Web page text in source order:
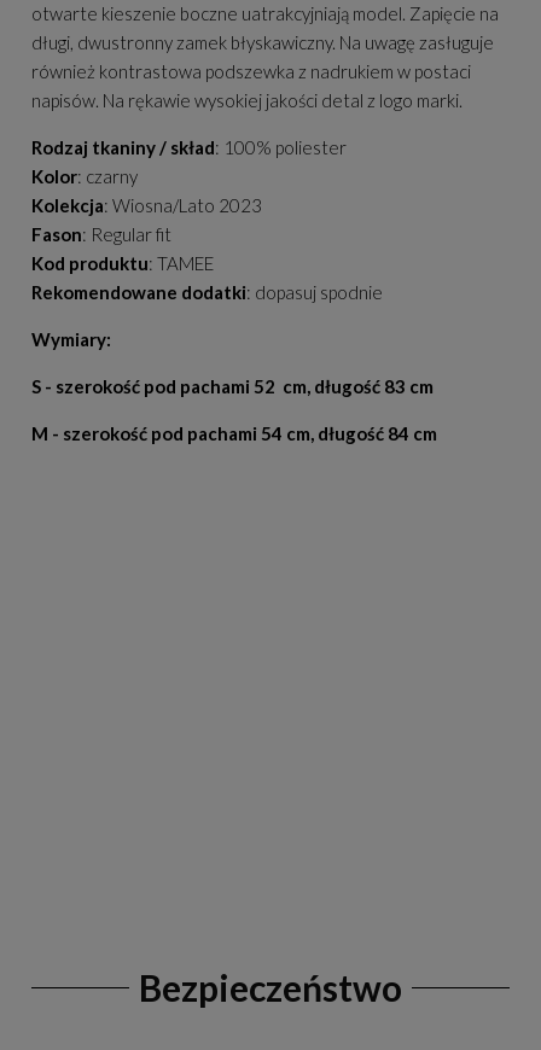
otwarte kieszenie boczne uatrakcyjniają model. Zapięcie na
długi, dwustronny zamek błyskawiczny. Na uwagę zasługuje
również kontrastowa podszewka z nadrukiem w postaci
napisów. Na rękawie wysokiej jakości detal z logo marki.
Rodzaj tkaniny / skład: 100% poliester
Kolor: czarny
Kolekcja: Wiosna/Lato 2023
Fason: Regular fit
Kod produktu: TAMEE
Rekomendowane dodatki: dopasuj spodnie
Wymiary:
S - szerokość pod pachami 52 cm, długość 83 cm
M - szerokość pod pachami 54 cm, długość 84 cm
Bezpieczeństwo